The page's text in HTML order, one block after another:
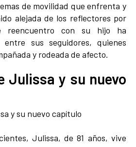
de movilidad que enfrenta y
alejada de los reflectores por
reencuentro con su hijo ha
entre sus seguidores, quienes
y rodeada de afecto.
Julissa y su nuevo
Julissa, de 81 años, vive